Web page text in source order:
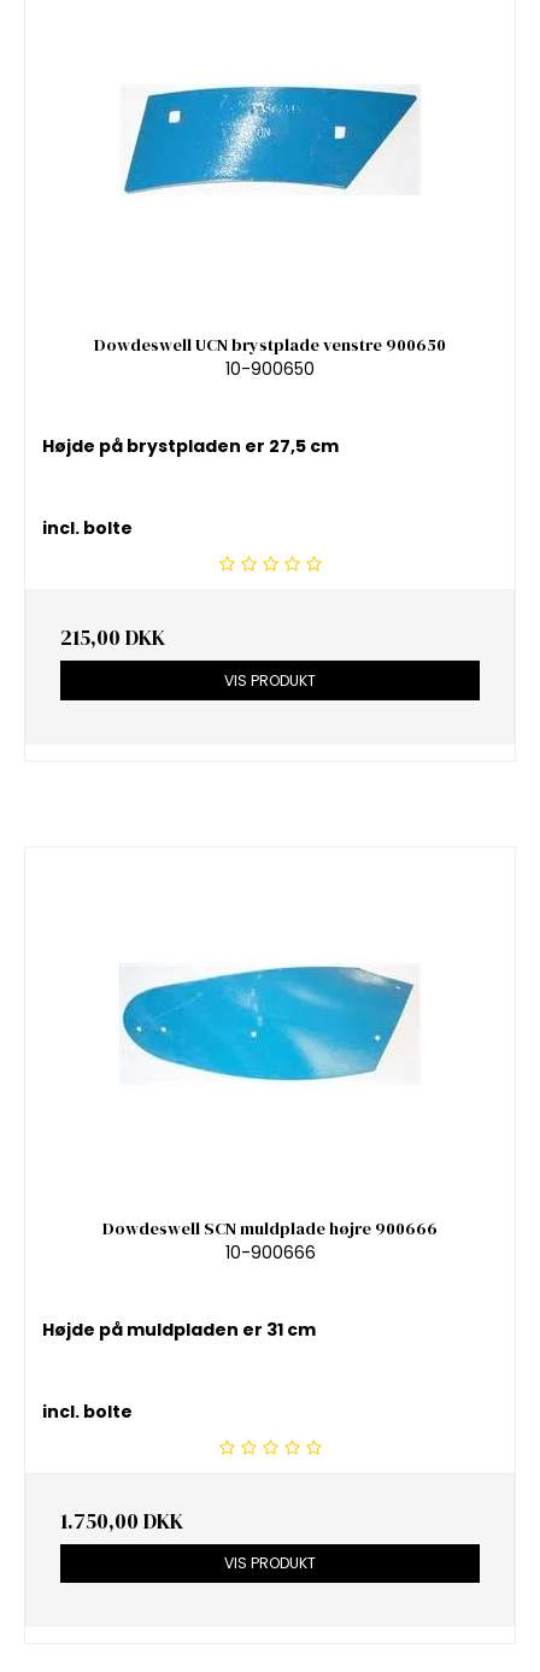
Dowdeswell UCN brystplade venstre 900650
10-900650
Højde på brystpladen er 27,5 cm
incl. bolte
215,00 DKK
VIS PRODUKT
Dowdeswell SCN muldplade højre 900666
10-900666
Højde på muldpladen er 31 cm
incl. bolte
1.750,00 DKK
VIS PRODUKT